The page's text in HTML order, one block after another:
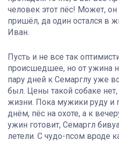
человек этот пёс! Может,
пришёл, да один остался в
Иван.
Пусть и не все так
происшедшее, но от ужина
пару дней к Семарглу уже
был. Цены такой собаке
жизни. Пока мужики руду и
днём, пёс на охоте, а к
ужин готовит, Семаргл
летели. С чудо-псом вроде